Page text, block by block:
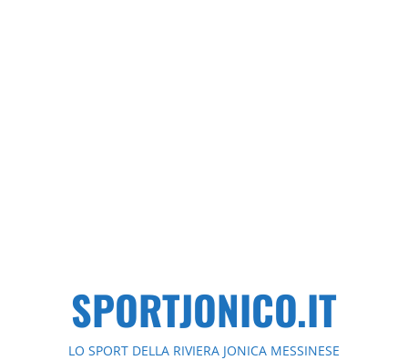
SPORTJONICO.IT
LO SPORT DELLA RIVIERA JONICA MESSINESE